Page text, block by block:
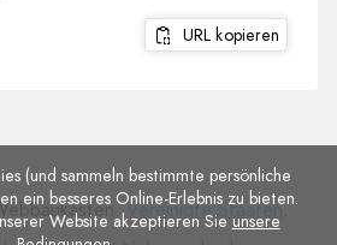
URL kopieren
Vereinigte Staaten.
(und sammeln bestimmte persönliche
ein besseres Online-Erlebnis zu bieten.
Website akzeptieren Sie unsere